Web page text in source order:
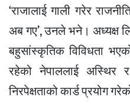
‘राजालाई गाली गरेर
अब गए’, उनले भने। अध्यक्ष
बहुसांस्कृतिक विविधता
रहेको नेपाललाई अस्थिर
निरपेक्षताको कार्ड प्रयोग